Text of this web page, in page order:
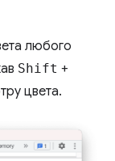
любого
Shift +
цвета.